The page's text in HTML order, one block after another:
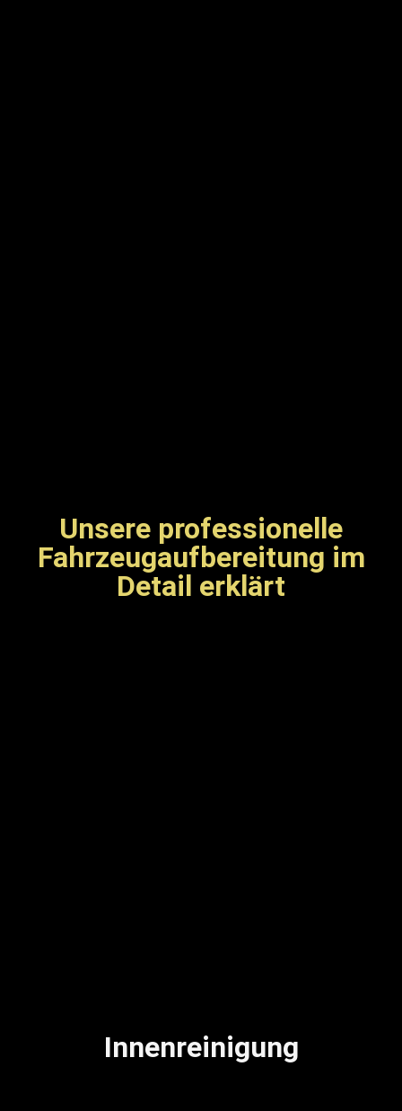
Unsere professionelle
Fahrzeugaufbereitung im
Detail erklärt
Innenreinigung